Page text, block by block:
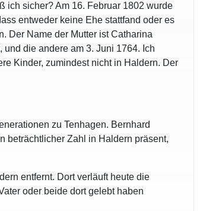
ich sicher? Am 16. Februar 1802 wurde
entweder keine Ehe stattfand oder es
Der Name der Mutter ist Catharina
die andere am 3. Juni 1764. Ich
Kinder, zumindest nicht in Haldern. Der
zu Tenhagen. Bernhard
beträchtlicher Zahl in Haldern präsent,
entfernt. Dort verläuft heute die
oder beide dort gelebt haben